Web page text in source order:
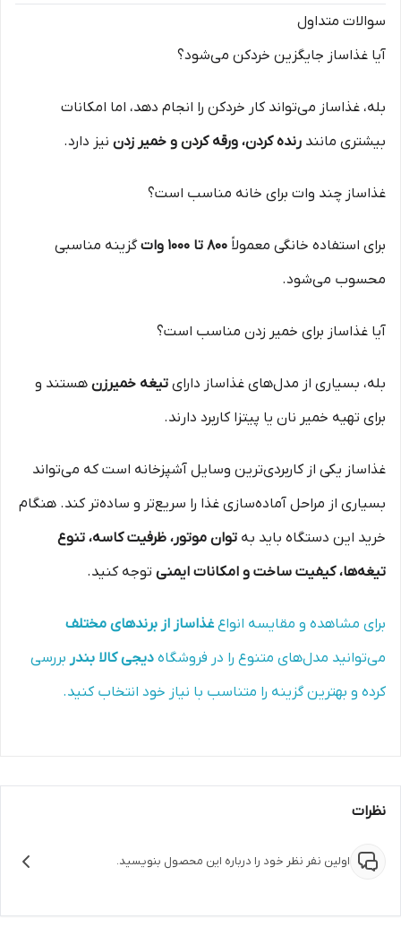
سوالات متداول
آیا غذاساز جایگزین خردکن می‌شود؟
بله، غذاساز می‌تواند کار خردکن را انجام دهد، اما امکانات
بیشتری مانند رنده کردن، ورقه کردن و خمیر زدن نیز دارد.
غذاساز چند وات برای خانه مناسب است؟
برای استفاده خانگی معمولاً ۸۰۰ تا ۱۰۰۰ وات
گزینه مناسبی
محسوب می‌شود.
آیا غذاساز برای خمیر زدن مناسب است؟
بله، بسیاری از مدل‌های غذاساز دارای تیغه خمیرزن هستند و
برای تهیه خمیر نان یا پیتزا کاربرد دارند.
غذاساز یکی از کاربردی‌ترین وسایل آشپزخانه است که می‌تواند
بسیاری از مراحل آماده‌سازی غذا را سریع‌تر و ساده‌تر کند. هنگام
خرید این دستگاه باید به توان موتور، ظرفیت کاسه، تنوع
تیغه‌ها، کیفیت ساخت و امکانات ایمنی توجه کنید.
برای مشاهده و مقایسه انواعغذاساز از برندهای مختلف
می‌توانید مدل‌های متنوع را در فروشگاه دیجی کالا بندر بررسی
کرده و بهترین گزینه را متناسب با نیاز خود انتخاب کنید.
نظرات
اولین نفر نظر خود را درباره این محصول بنویسید.